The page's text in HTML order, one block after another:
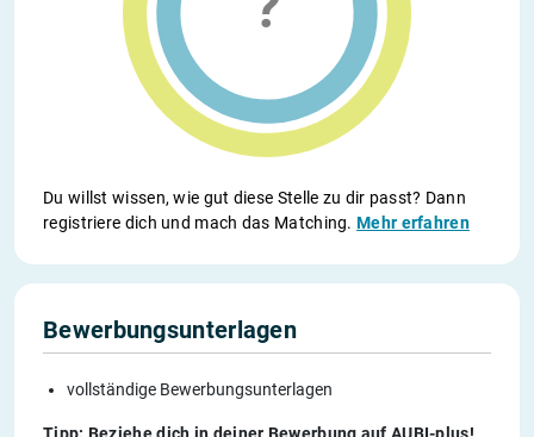
Du willst wissen, wie gut diese Stelle zu dir passt? Dann
registriere dich und mach das Matching.Mehr erfahren
Bewerbungsunterlagen
vollständige Bewerbungsunterlagen